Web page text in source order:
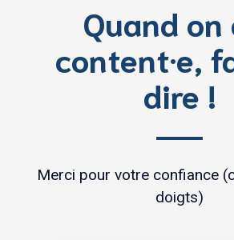
Quand on
content·e,
dire !
Merci pour votre confiance
doigts)